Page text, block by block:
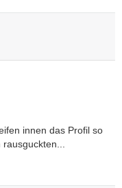
innen das Profil so